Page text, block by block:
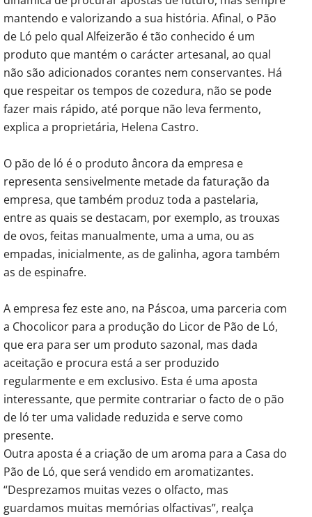
mantendo e valorizando a sua história. Afinal, o Pão
de Ló pelo qual Alfeizerão é tão conhecido é um
produto que mantém o carácter artesanal, ao qual
não são adicionados corantes nem conservantes. Há
que respeitar os tempos de cozedura, não se pode
fazer mais rápido, até porque não leva fermento,
explica a proprietária, Helena Castro.
O pão de ló é o produto âncora da empresa e
representa sensivelmente metade da faturação da
empresa, que também produz toda a pastelaria,
entre as quais se destacam, por exemplo, as trouxas
de ovos, feitas manualmente, uma a uma, ou as
empadas, inicialmente, as de galinha, agora também
as de espinafre.
A empresa fez este ano, na Páscoa, uma parceria com
a Chocolicor para a produção do Licor de Pão de Ló,
que era para ser um produto sazonal, mas dada
aceitação e procura está a ser produzido
regularmente e em exclusivo. Esta é uma aposta
interessante, que permite contrariar o facto de o pão
de ló ter uma validade reduzida e serve como
presente.
Outra aposta é a criação de um aroma para a Casa do
Pão de Ló, que será vendido em aromatizantes.
“Desprezamos muitas vezes o olfacto, mas
guardamos muitas memórias olfactivas”, realça